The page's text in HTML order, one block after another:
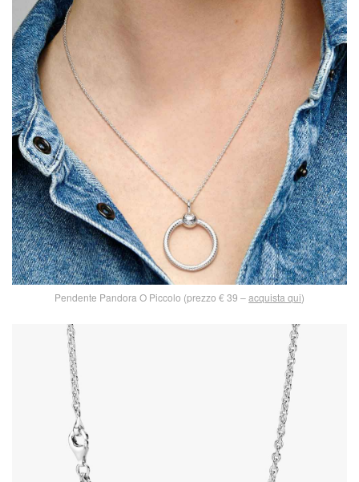
Pendente Pandora O Piccolo (prezzo € 39 –acquista qui)